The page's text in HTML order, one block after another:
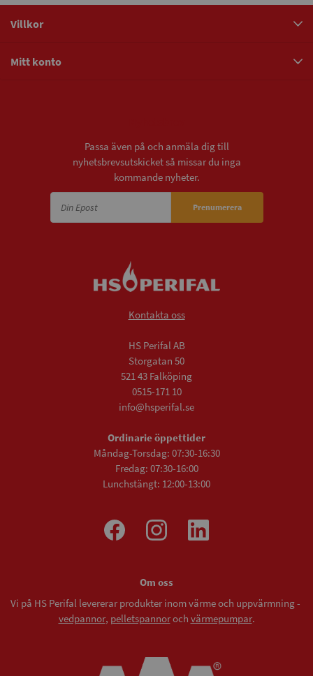
Villkor
Mitt konto
Passa även på och anmäla dig till
nyhetsbrevsutskicket så missar du inga
kommande nyheter.
Prenumerera
Kontakta oss
HS Perifal AB
Storgatan 50
521 43 Falköping
0515-171 10
info@hsperifal.se
Ordinarie öppettider
Måndag-Torsdag: 07:30-16:30
Fredag: 07:30-16:00
Lunchstängt: 12:00-13:00
Om oss
Vi på HS Perifal levererar produkter inom värme och uppvärmning -
vedpannor, pelletspannoroch värmepumpar.